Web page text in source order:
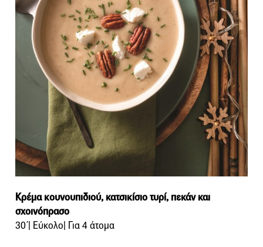
Κρέμα κουνουπιδιού, κατσικίσιο τυρί, πεκάν και
σχοινόπρασο
30΄| Εύκολο| Για 4 άτομα